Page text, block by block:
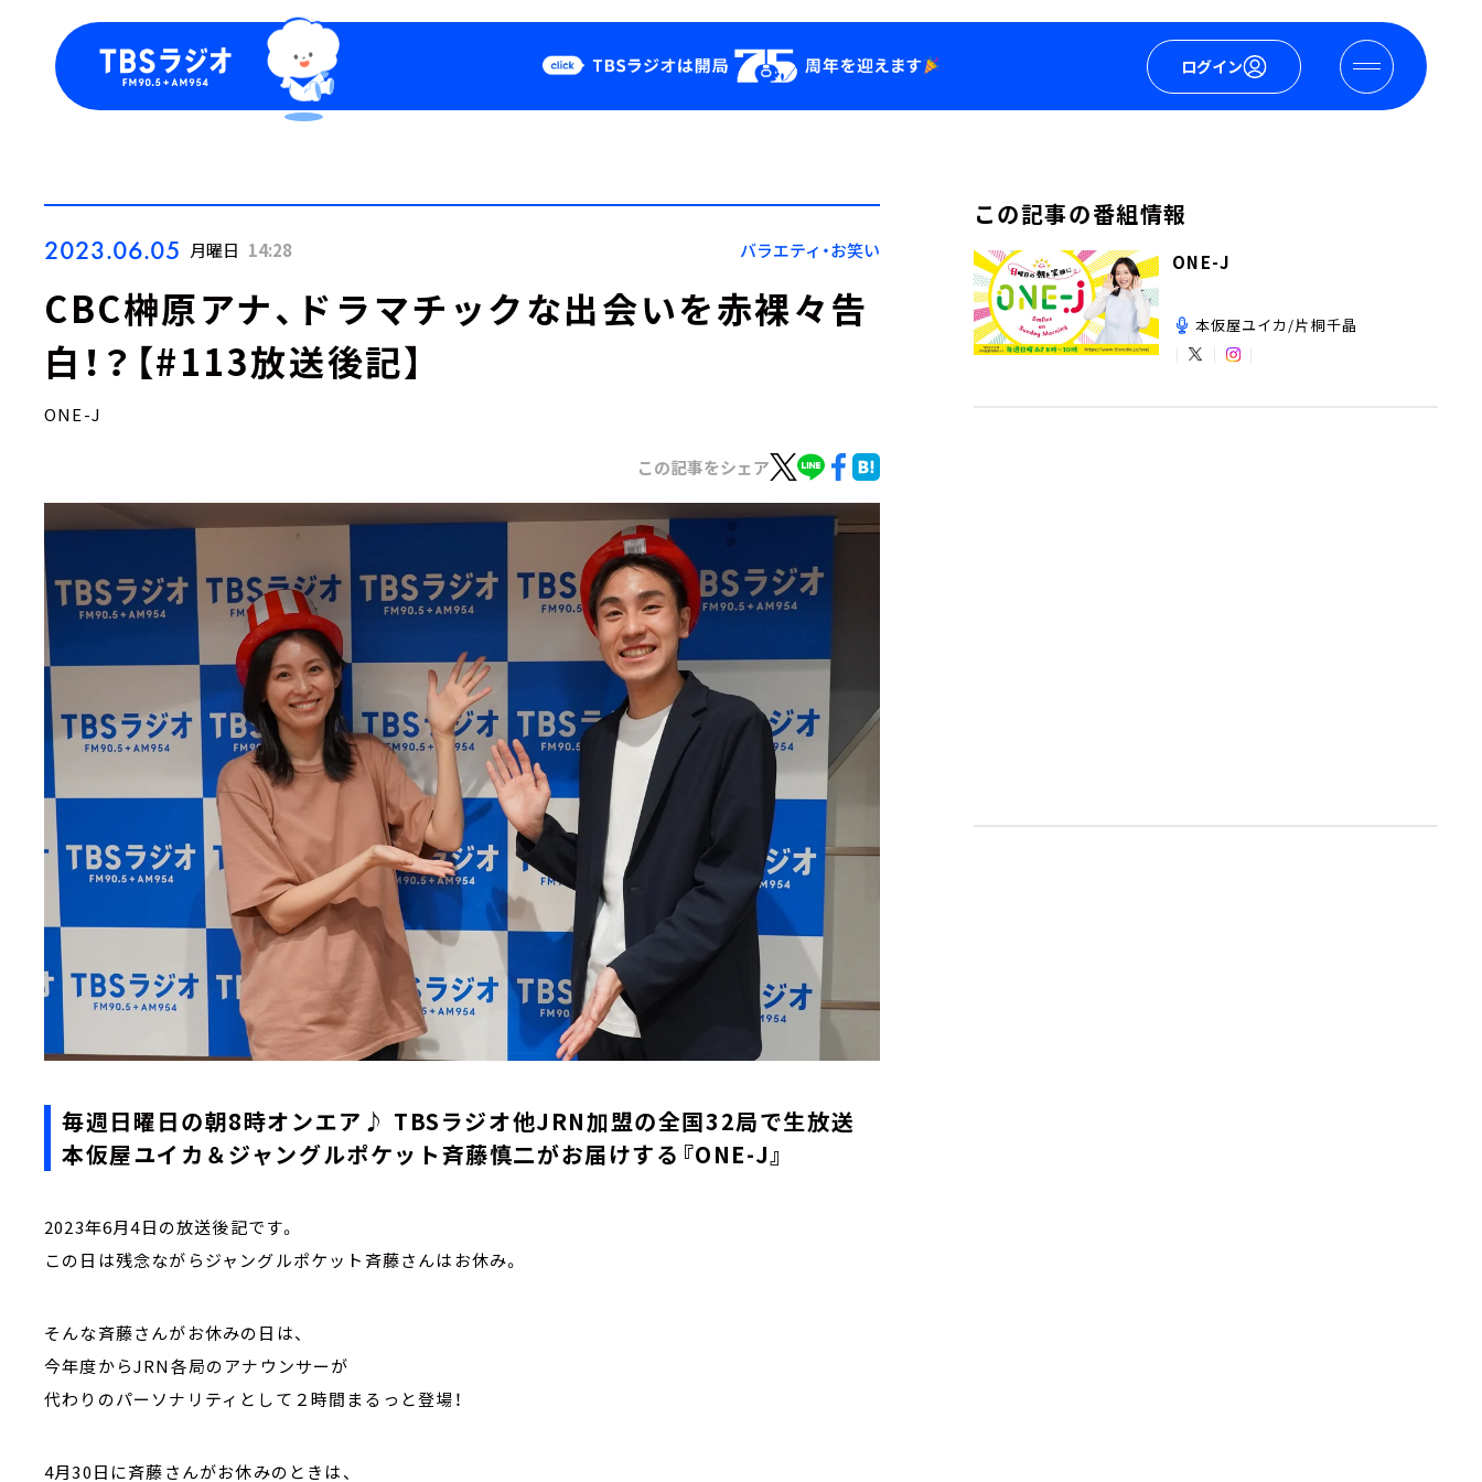
ログイン
Podcast
YouTube
会社情報
2023.06.05 月曜日 14:28 バラエティ・お笑い
CBC榊󠄀原アナ、ドラマチックな出会いを赤裸々告
白！？【#113放送後記】
ONE-J
この記事をシェア
毎週日曜日の朝8時オンエア♪ TBSラジオ他JRN加盟の全国32局で生放送
本仮屋ユイカ＆ジャングルポケット斉藤慎二がお届けする『ONE-J』
2023年6月4日の放送後記です。
この日は残念ながらジャングルポケット斉藤さんはお休み。
そんな斉藤さんがお休みの日は、
今年度からJRN各局のアナウンサーが
代わりのパーソナリティとして２時間まるっと登場！
4月30日に斉藤さんがお休みのときは、
この記事の番組情報
ONE-J
本仮屋ユイカ/片桐千晶